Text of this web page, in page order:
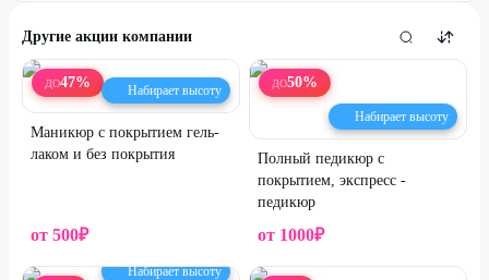
Другие акции компании
ДО47% Набирает высоту
Маникюр с покрытием гель-
лаком и без покрытия
от 500₽
ДО50%
Набирает высоту
Полный педикюр с
покрытием, экспресс -
педикюр
от 1000₽
Набирает высоту